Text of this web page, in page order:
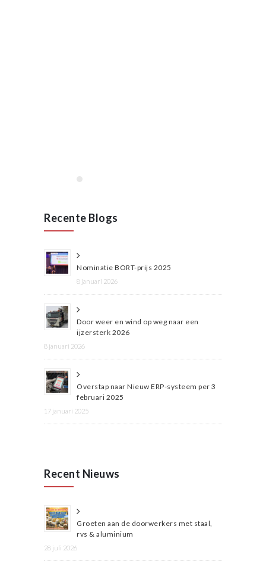
Recente Blogs
Nominatie BORT-prijs 2025
8 januari 2026
Door weer en wind op weg naar een
ijzersterk 2026
8 januari 2026
Overstap naar Nieuw ERP-systeem per 3
februari 2025
17 januari 2025
Recent Nieuws
Groeten aan de doorwerkers met staal,
rvs & aluminium
28 juli 2026